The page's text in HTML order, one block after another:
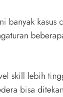
banyak
skill lebih
bisa